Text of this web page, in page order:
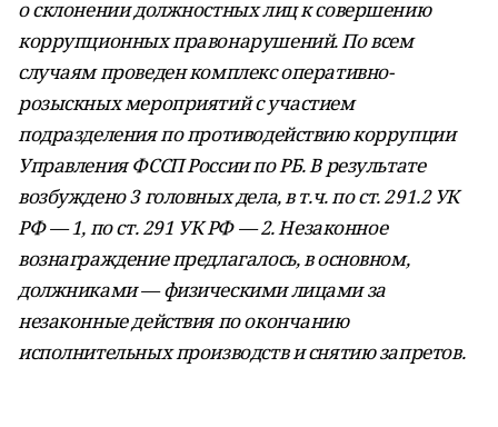
о склонении должностных лиц к совершению
коррупционных правонарушений. По всем
случаям проведен комплекс оперативно-
розыскных мероприятий с участием
подразделения по противодействию коррупции
Управления ФССП Россиипо РБ. В результате
возбуждено 3головных дела,в т.ч. по ст. 291.2 УК
РФ — 1, по ст. 291 УК РФ — 2. Незаконное
вознаграждение предлагалось,в основном,
должниками — физическими лицамиза
незаконные действия по окончанию
исполнительных производств и снятию запретов.